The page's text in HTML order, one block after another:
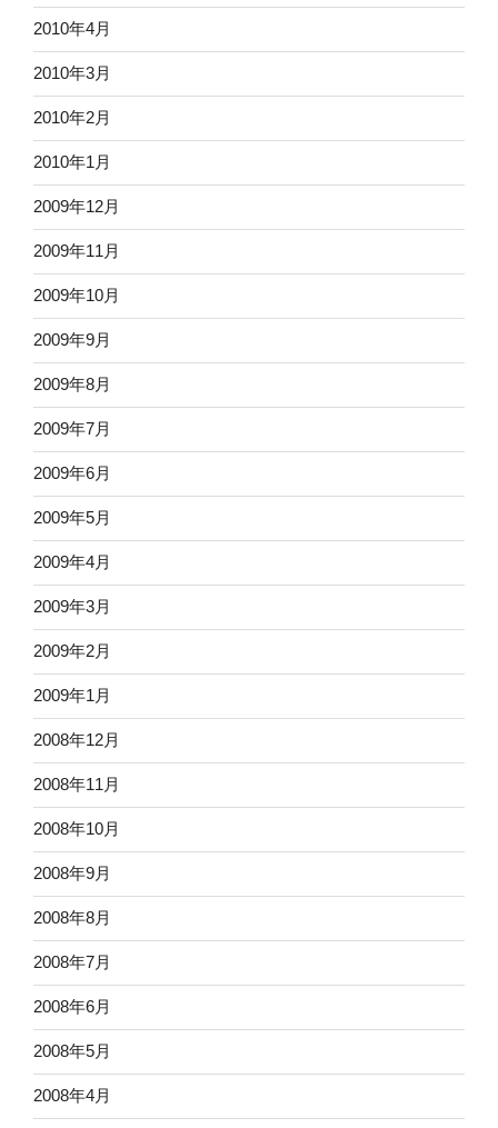
2010年4月
2010年3月
2010年2月
2010年1月
2009年12月
2009年11月
2009年10月
2009年9月
2009年8月
2009年7月
2009年6月
2009年5月
2009年4月
2009年3月
2009年2月
2009年1月
2008年12月
2008年11月
2008年10月
2008年9月
2008年8月
2008年7月
2008年6月
2008年5月
2008年4月